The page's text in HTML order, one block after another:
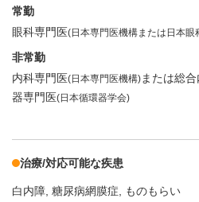
常勤
眼科専門医(日本専門医機構または日本眼
非常勤
内科専門医(日本専門医機構) または総
器専門医(日本循環器学会)
治療/対応可能な疾患
白内障 糖尿病網膜症 ものもらい